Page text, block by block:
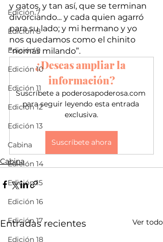
Edición 7
Edición 8
Edición 9
Edición 10
Edición 11
Edición 12
Edición 13
Cabina
Edición 14
Edición 15
Edición 16
Edición 17
Edición 18
y gatos, y tan así, que se terminan
divorciando... y cada quien agarró
para su lado; y mi hermano y yo
nos quedamos como el chinito
“nomás milando”.
¿Deseas ampliar la
información?
Suscríbete a poderosapoderosa.com
para seguir leyendo esta entrada
exclusiva.
Suscríbete ahora
Cabina
Entradas recientes Ver todo